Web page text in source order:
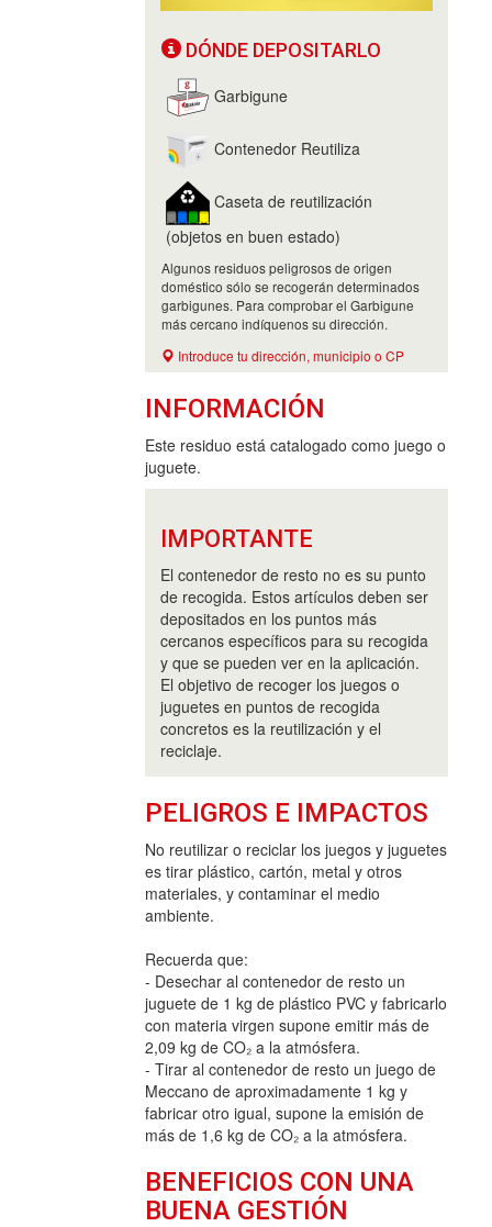
DÓNDE DEPOSITARLO
Garbigune
Contenedor Reutiliza
Caseta de reutilización
(objetos en buen estado)
Algunos residuos peligrosos de origen
doméstico sólo se recogerán determinados
garbigunes. Para comprobar el Garbigune
más cercano indíquenos su dirección.
Introduce tu dirección, municipio o CP
INFORMACIÓN
Este residuo está catalogado como juego o
juguete.
IMPORTANTE
El contenedor de resto no es su punto
de recogida. Estos artículos deben ser
depositados en los puntos más
cercanos específicos para su recogida
y que se pueden ver en la aplicación.
El objetivo de recoger los juegos o
juguetes en puntos de recogida
concretos es la reutilización y el
reciclaje.
PELIGROS E IMPACTOS
No reutilizar o reciclar los juegos y juguetes
es tirar plástico, cartón, metal y otros
materiales, y contaminar el medio
ambiente.
Recuerda que:
- Desechar al contenedor de resto un
juguete de 1 kg de plástico PVC y fabricarlo
con materia virgen supone emitir más de
2,09 kg de CO₂ a la atmósfera.
- Tirar al contenedor de resto un juego de
Meccano de aproximadamente 1 kg y
fabricar otro igual, supone la emisión de
más de 1,6 kg de CO₂ a la atmósfera.
BENEFICIOS CON UNA
BUENA GESTIÓN